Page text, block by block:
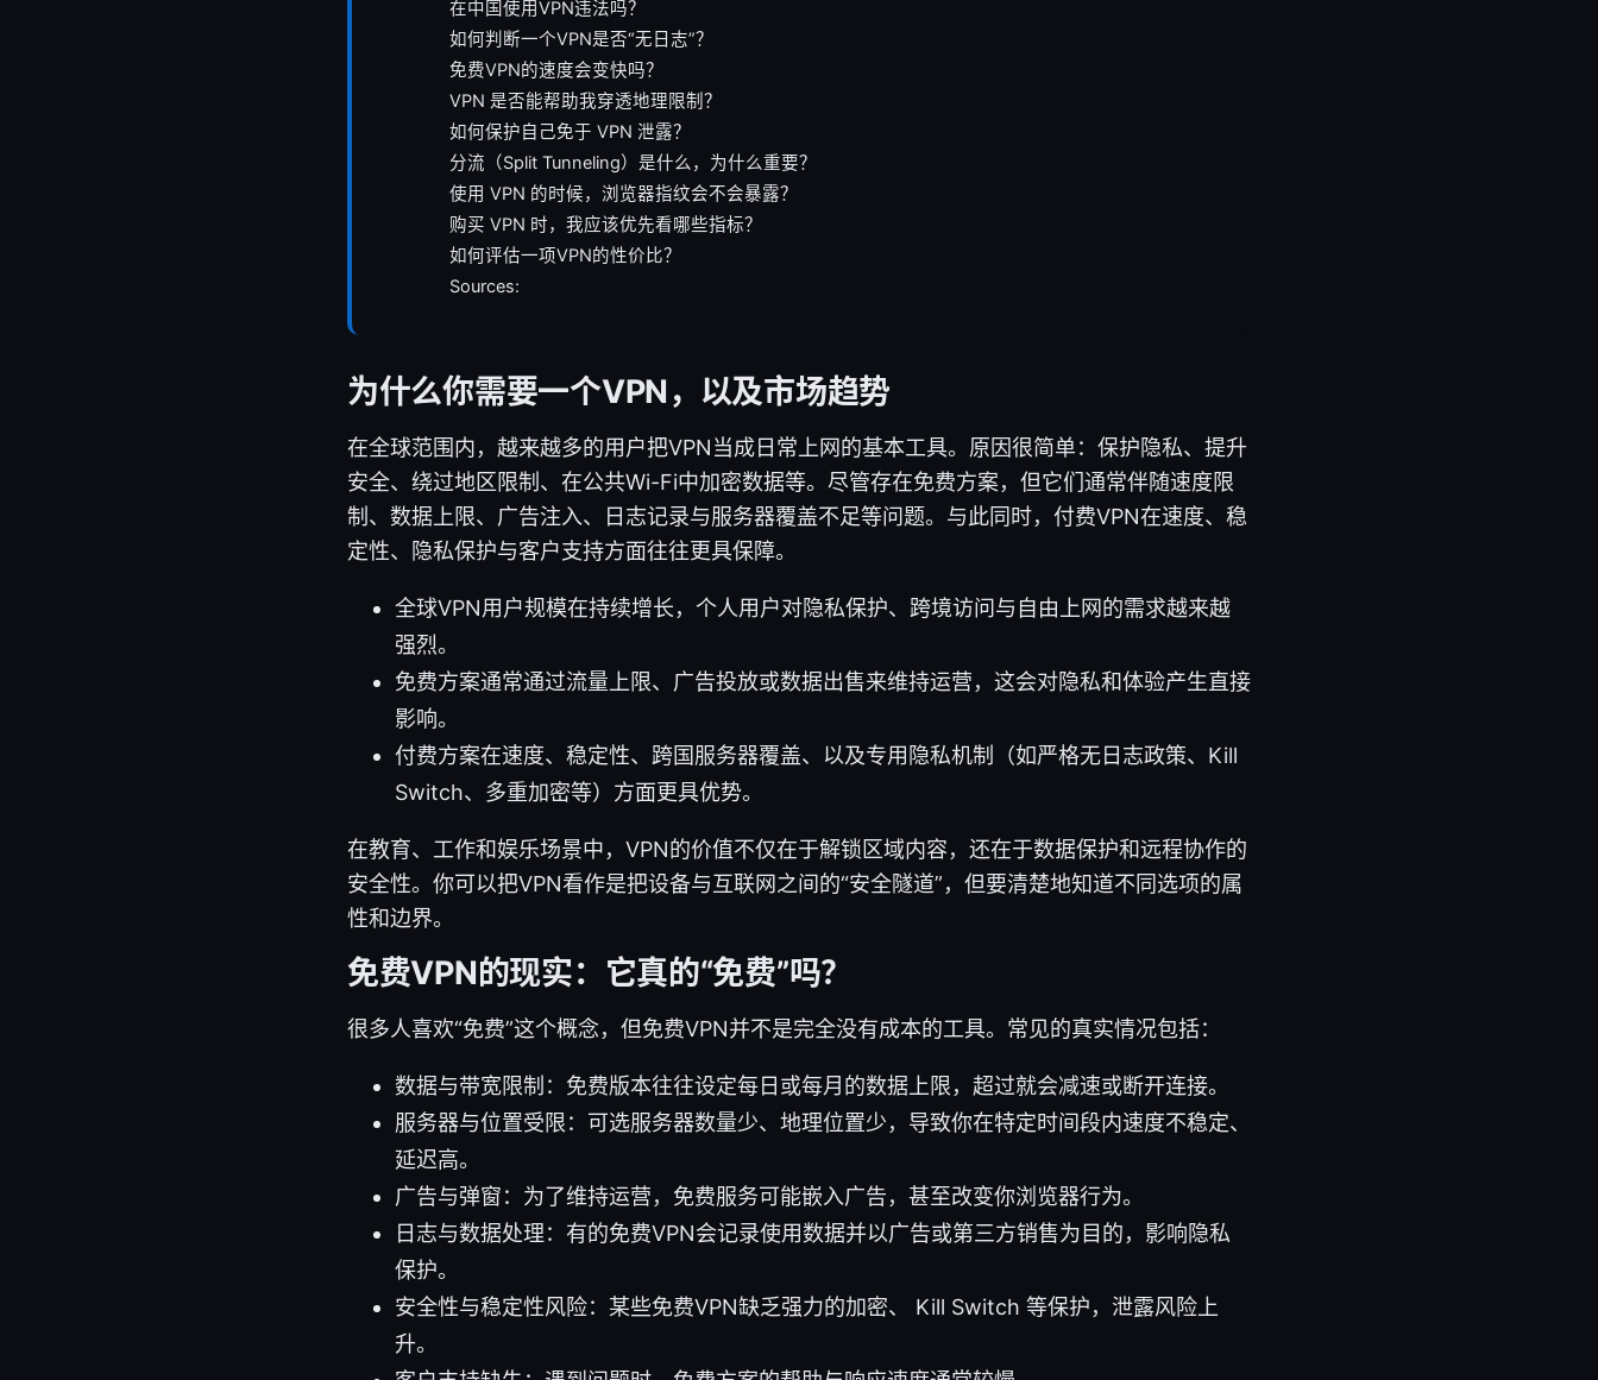
在中国使用VPN违法吗？
如何判断一个VPN是否“无日志”？
免费VPN的速度会变快吗？
VPN 是否能帮助我穿透地理限制？
如何保护自己免于 VPN 泄露？
分流（Split Tunneling）是什么，为什么重要？
使用 VPN 的时候，浏览器指纹会不会暴露？
购买 VPN 时，我应该优先看哪些指标？
如何评估一项VPN的性价比？
Sources:
为什么你需要一个VPN，以及市场趋势
在全球范围内，越来越多的用户把VPN当成日常上网的基本工具。原因很简单：保护隐私、提升
安全、绕过地区限制、在公共Wi-Fi中加密数据等。尽管存在免费方案，但它们通常伴随速度限
制、数据上限、广告注入、日志记录与服务器覆盖不足等问题。与此同时，付费VPN在速度、稳
定性、隐私保护与客户支持方面往往更具保障。
全球VPN用户规模在持续增长，个人用户对隐私保护、跨境访问与自由上网的需求越来越
强烈。
免费方案通常通过流量上限、广告投放或数据出售来维持运营，这会对隐私和体验产生直接
影响。
付费方案在速度、稳定性、跨国服务器覆盖、以及专用隐私机制（如严格无日志政策、Kill
Switch、多重加密等）方面更具优势。
在教育、工作和娱乐场景中，VPN的价值不仅在于解锁区域内容，还在于数据保护和远程协作的
安全性。你可以把VPN看作是把设备与互联网之间的“安全隧道”，但要清楚地知道不同选项的属
性和边界。
免费VPN的现实：它真的“免费”吗？
很多人喜欢“免费”这个概念，但免费VPN并不是完全没有成本的工具。常见的真实情况包括：
数据与带宽限制：免费版本往往设定每日或每月的数据上限，超过就会减速或断开连接。
服务器与位置受限：可选服务器数量少、地理位置少，导致你在特定时间段内速度不稳定、
延迟高。
广告与弹窗：为了维持运营，免费服务可能嵌入广告，甚至改变你浏览器行为。
日志与数据处理：有的免费VPN会记录使用数据并以广告或第三方销售为目的，影响隐私
保护。
安全性与稳定性风险：某些免费VPN缺乏强力的加密、 Kill Switch 等保护，泄露风险上
升。